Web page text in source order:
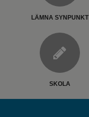
LÄMNA SYNPUNKT
SKOLA